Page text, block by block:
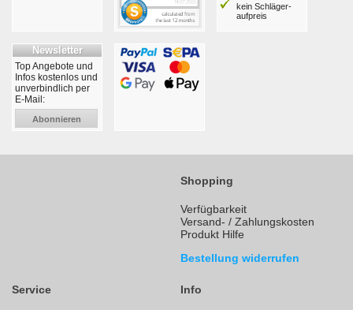
kein Schläger­
aufpreis
Newsletter
Top Angebote und
Infos kostenlos und
unverbindlich per
E-Mail:
Abonnieren
Shopping
Verfügbarkeit
Versand- / Zahlungskosten
Produkt Hilfe
Bestellung widerrufen
Service Info